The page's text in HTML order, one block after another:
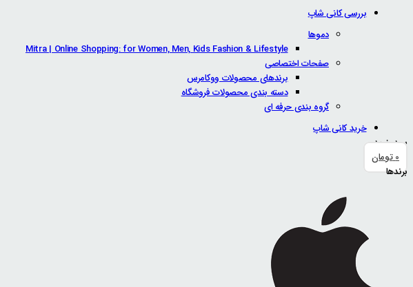
بررسی کانی شاپ
دموها
Mitra | Online Shopping: for Women, Men, Kids Fashion & Lifestyle
صفحات اختصاصی
برندهای محصولات ووکامرس
دسته بندی محصولات فروشگاه
گروه بندی حرفه ای
خرید کانی شاپ
سبد خرید
0تومان
برندها